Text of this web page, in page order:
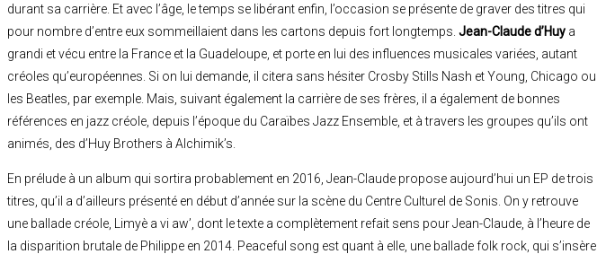
durant sa carrière. Et avec l’âge, le temps se libérant enfin, l’occasion se présente de graver des titres qui
pour nombre d’entre eux sommeillaient dans les cartons depuis fort longtemps. Jean-Claude d’Huy a
grandi et vécu entre la France et la Guadeloupe, et porte en lui des influences musicales variées, autant
créoles qu’européennes. Si on lui demande, il citera sans hésiter Crosby Stills Nash et Young, Chicago ou
les Beatles, par exemple. Mais, suivant également la carrière de ses frères, il a également de bonnes
références en jazz créole, depuis l’époque du Caraïbes Jazz Ensemble, et à travers les groupes qu’ils ont
animés, des d’Huy Brothers à Alchimik’s.
En prélude à un album qui sortira probablement en 2016, Jean-Claude propose aujourd’hui un EP de trois
titres, qu’il a d’ailleurs présenté en début d’année sur la scène du Centre Culturel de Sonis. On y retrouve
une ballade créole, Limyè a vi aw’, dont le texte a complètement refait sens pour Jean-Claude, à l’heure de
la disparition brutale de Philippe en 2014. Peaceful song est quant à elle, une ballade folk rock, qui s’insère